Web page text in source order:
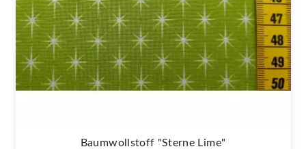
Baumwollstoff "Sterne Lime"